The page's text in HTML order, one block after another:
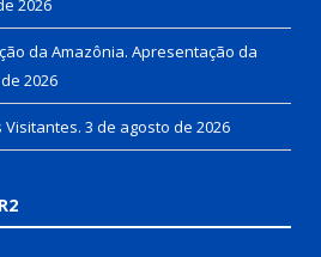
da Amazônia. Apresentação da
2026
Visitantes. 3 de agosto de 2026